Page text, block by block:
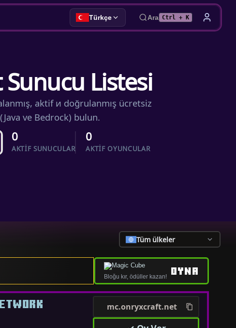
Türkçe Ara Ctrl + K
Listesi
aktif и doğrulanmış ücretsiz
ve Bedrock) bulun.
0
AKTIF SUNUCULAR
0
AKTIF OYUNCULAR
Tüm ülkeler
Bloğu kır, ödüller kazan! OYNA
mc.onryxcraft.net